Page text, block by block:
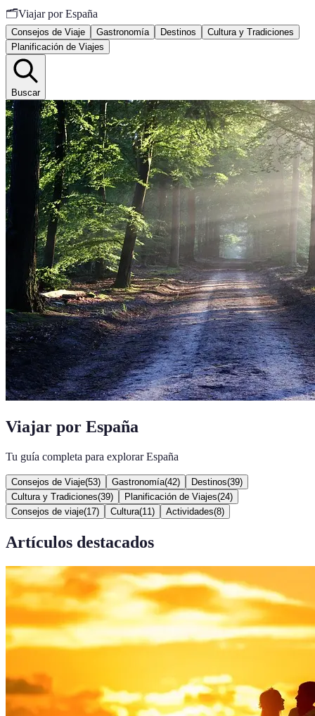
🗂️Viajar por España
Consejos de Viaje Gastronomía Destinos
Cultura y Tradiciones
Planificación de Viajes
Buscar
Viajar por España
Tu guía completa para explorar España
Consejos de Viaje(53) Gastronomía(42) Destinos(39)
Cultura y Tradiciones(39) Planificación de Viajes(24)
Consejos de viaje(17) Cultura(11 ) Actividades(8)
Artículos destacados